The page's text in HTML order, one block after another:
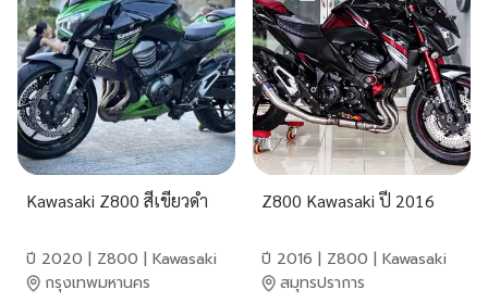
Kawasaki Z800 สีเขียวดำ
ปี 2020 | Z800 | Kawasaki
กรุงเทพมหานคร
Z800 Kawasaki ปี 2016
ปี 2016 | Z800 | Kawasaki
สมุทรปราการ